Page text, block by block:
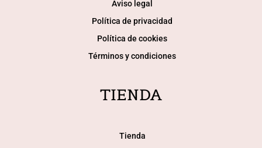
Aviso legal
Política de privacidad
Política de cookies
Términos y condiciones
TIENDA
Tienda